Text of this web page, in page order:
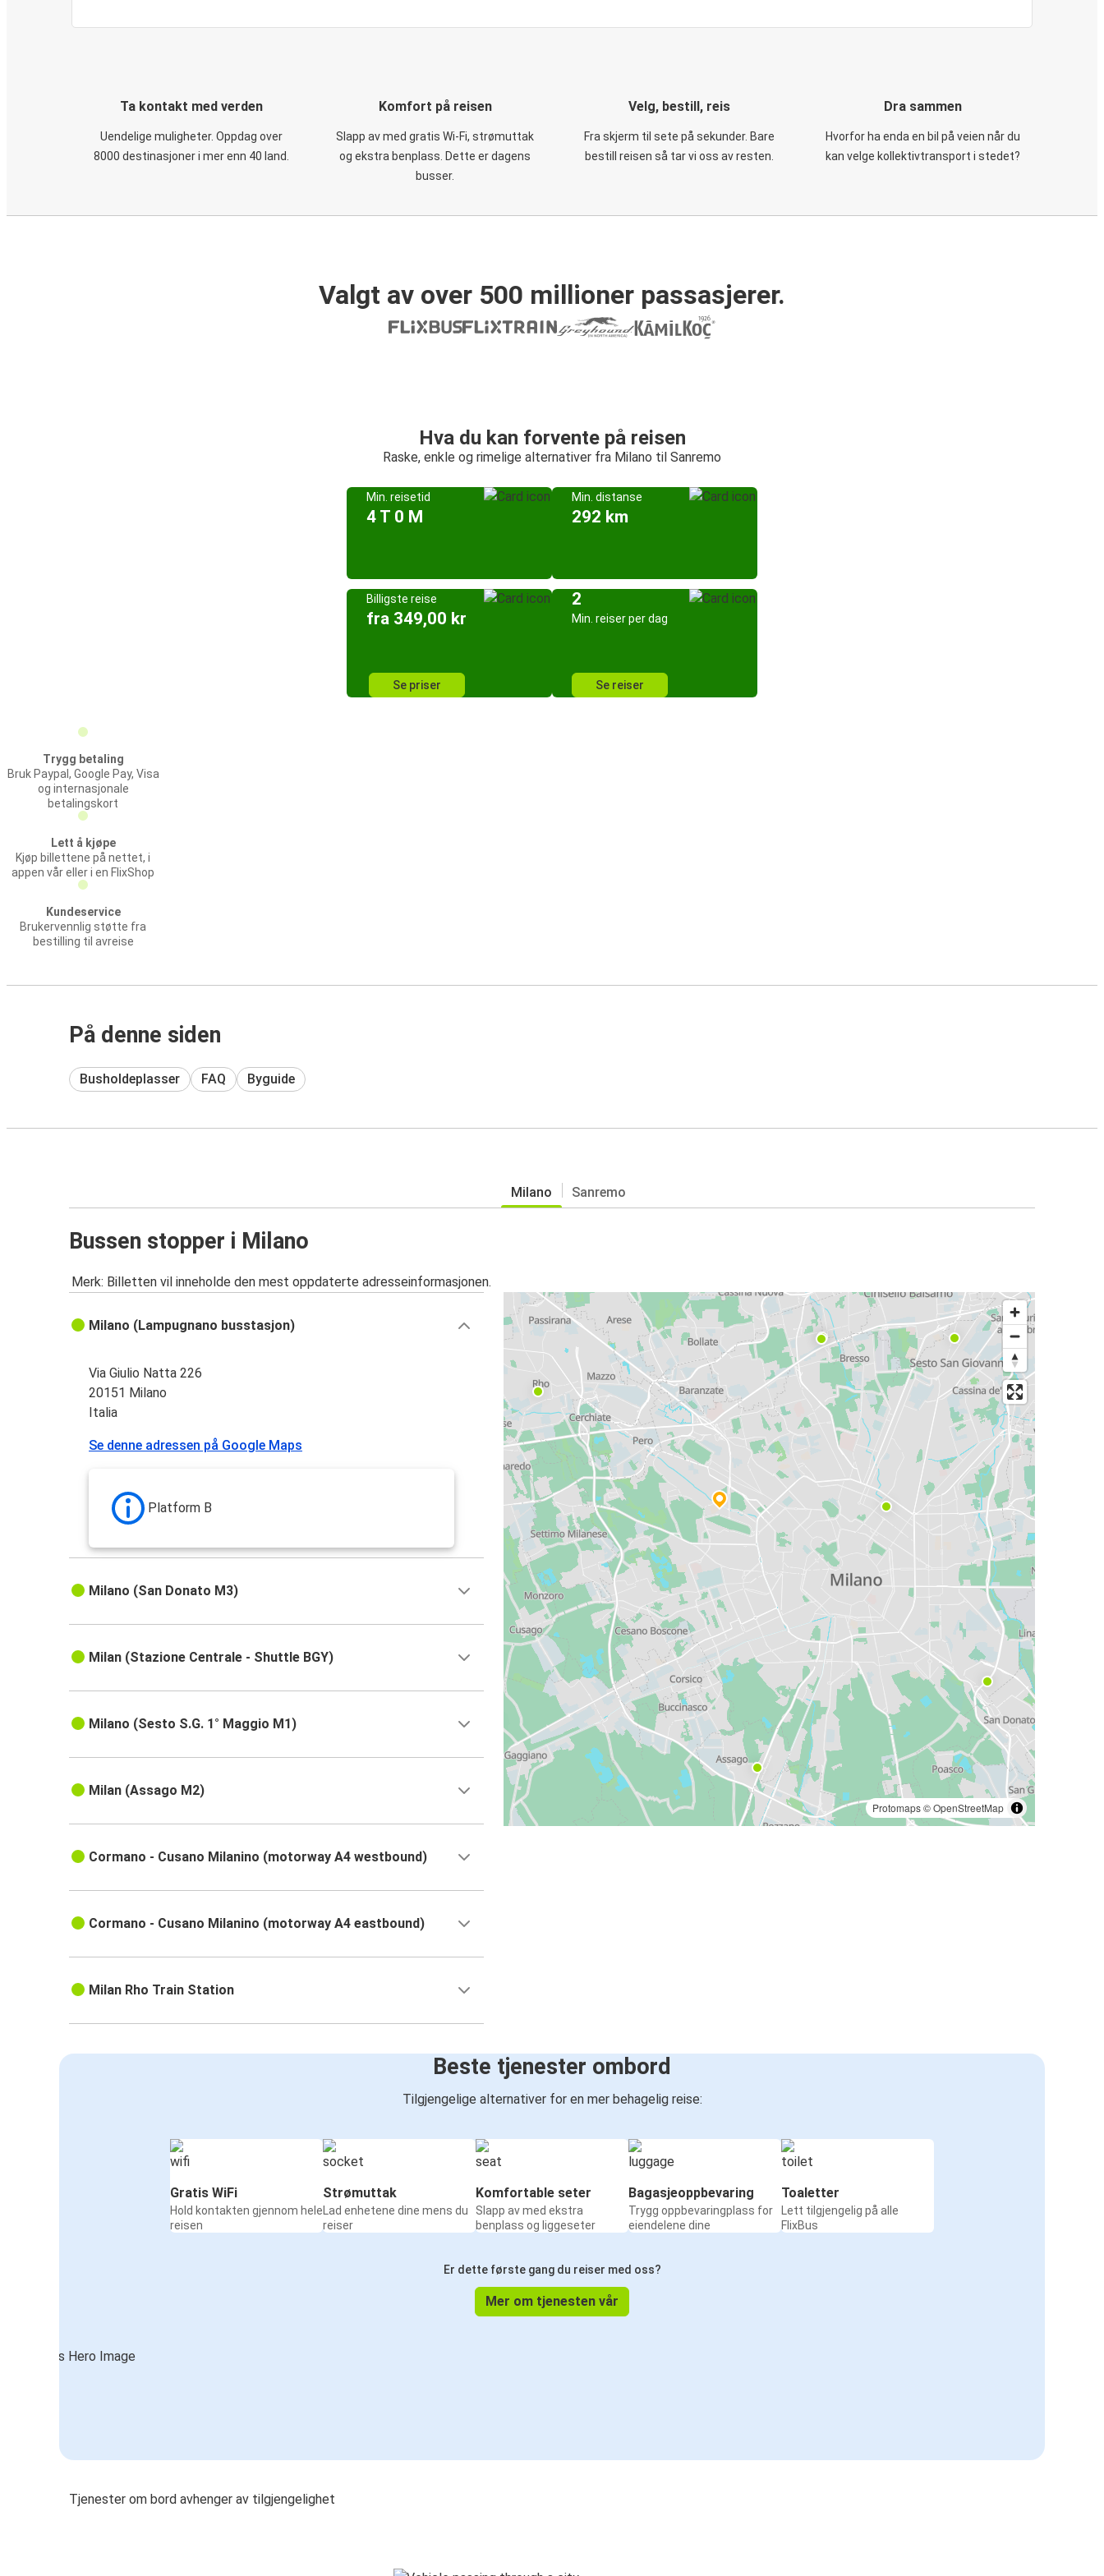
Ta kontakt med verden
Uendelige muligheter. Oppdag over
8000 destinasjoner i mer enn 40 land.
Komfort på reisen
Slapp av med gratis Wi-Fi, strømuttak
og ekstra benplass. Dette er dagens
busser.
Velg, bestill, reis
Fra skjerm til sete på sekunder. Bare
bestill reisen så tar vi oss av resten.
Dra sammen
Hvorfor ha enda en bil på veien når du
kan velge kollektivtransport i stedet?
Valgt av over 500 millioner passasjerer.
Hva du kan forvente på reisen
Raske, enkle og rimelige alternativer fra Milano til Sanremo
Min. reisetid
4 T 0 M
Min. distanse
292 km
Billigste reise
fra 349,00 kr
Se priser
2
Min. reiser per dag
Se reiser
Trygg betaling
Bruk Paypal, Google Pay, Visa
og internasjonale
betalingskort
Lett å kjøpe
Kjøp billettene på nettet, i
appen vår eller i en FlixShop
Kundeservice
Brukervennlig støtte fra
bestilling til avreise
På denne siden
Busholdeplasser FAQ Byguide
Milano Sanremo
Bussen stopper i Milano
Merk: Billetten vil inneholde den mest oppdaterte adresseinformasjonen.
Protomaps©OpenStreetMap
Milano (Lampugnano busstasjon)
Via Giulio Natta 226
20151 Milano
Italia
Se denne adressen på Google Maps
Platform B
Milano (San Donato M3)
Milan (Stazione Centrale - Shuttle BGY)
Milano (Sesto S.G. 1° Maggio M1)
Milan (Assago M2)
Cormano - Cusano Milanino (motorway A4 westbound)
Cormano - Cusano Milanino (motorway A4 eastbound)
Milan Rho Train Station
Beste tjenester ombord
Tilgjengelige alternativer for en mer behagelig reise:
Gratis WiFi
Hold kontakten gjennom hele
reisen
Strømuttak
Lad enhetene dine mens du
reiser
Komfortable seter
Slapp av med ekstra
benplass og liggeseter
Bagasjeoppbevaring
Trygg oppbevaringplass for
eiendelene dine
Toaletter
Lett tilgjengelig på alle
FlixBus
Er dette første gang du reiser med oss?
Mer om tjenesten vår
Tjenester om bord avhenger av tilgjengelighet